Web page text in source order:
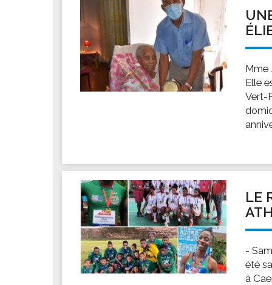
Mme
Elle
Vert-
LE
-
été
à